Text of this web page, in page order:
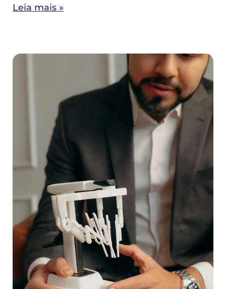
Leia mais »